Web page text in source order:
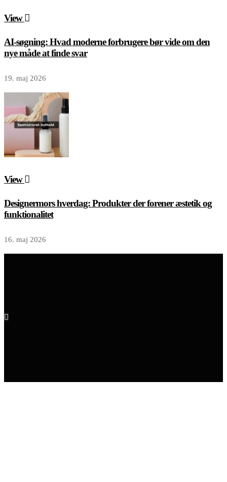
View
AI-søgning: Hvad moderne forbrugere bør vide om den
nye måde at finde svar
19. maj 2026
View
Designermors hverdag: Produkter der forener æstetik og
funktionalitet
16. maj 2026